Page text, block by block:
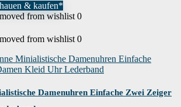
& kaufen*
from wishlist 0
from wishlist 0
Damenuhren Einfache Zwei Zeiger